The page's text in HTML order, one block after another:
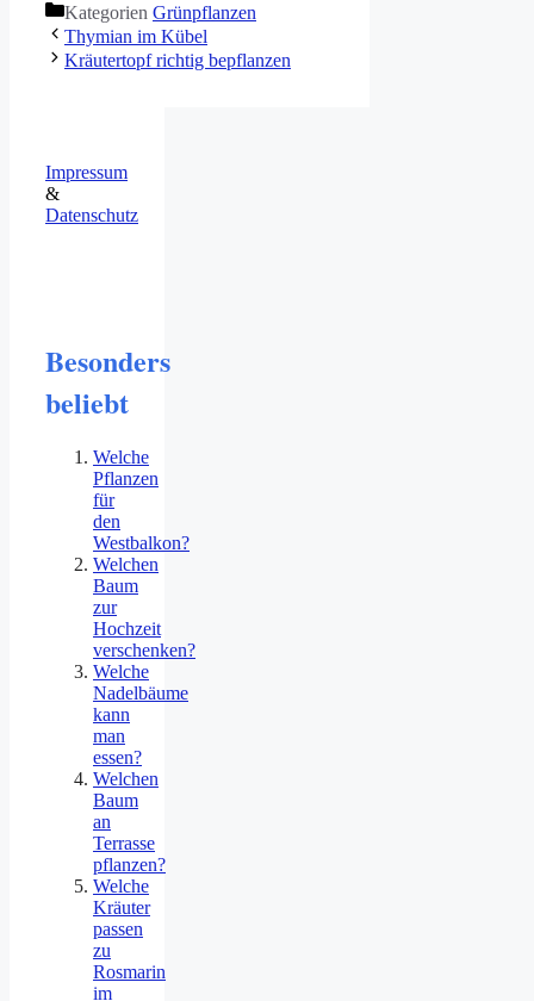
Kategorien Grünpflanzen
Thymian im Kübel
Kräutertopf richtig bepflanzen
Impressum
&
Datenschutz
Besonders
beliebt
Welche
Pflanzen
für
den
Westbalkon?
Welchen
Baum
zur
Hochzeit
verschenken?
Welche
Nadelbäume
kann
man
essen?
Welchen
Baum
an
Terrasse
pflanzen?
Welche
Kräuter
passen
zu
Rosmarin
im